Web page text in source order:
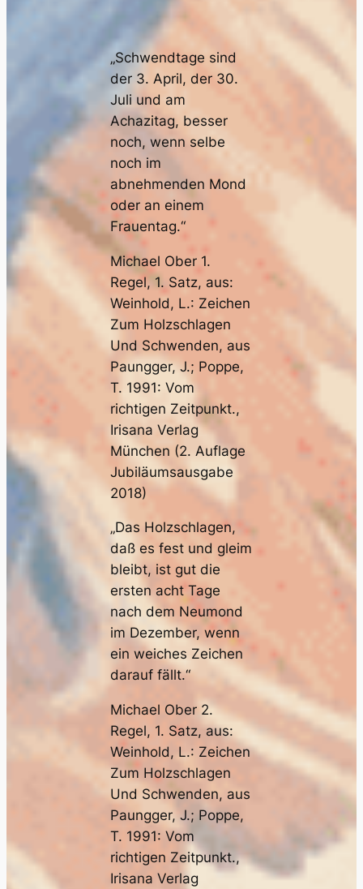
„Schwendtage sind
der 3. April, der 30.
Juli und am
Achazitag, besser
noch, wenn selbe
noch im
abnehmenden Mond
oder an einem
Frauentag.“
Michael Ober 1.
Regel, 1. Satz, aus:
Weinhold, L.: Zeichen
Zum Holzschlagen
Und Schwenden, aus
Paungger, J.; Poppe,
T. 1991: Vom
richtigen Zeitpunkt.,
Irisana Verlag
München (2. Auflage
Jubiläumsausgabe
2018)
„Das Holzschlagen,
daß es fest und gleim
bleibt, ist gut die
ersten acht Tage
nach dem Neumond
im Dezember, wenn
ein weiches Zeichen
darauf fällt.“
Michael Ober 2.
Regel, 1. Satz, aus:
Weinhold, L.: Zeichen
Zum Holzschlagen
Und Schwenden, aus
Paungger, J.; Poppe,
T. 1991: Vom
richtigen Zeitpunkt.,
Irisana Verlag